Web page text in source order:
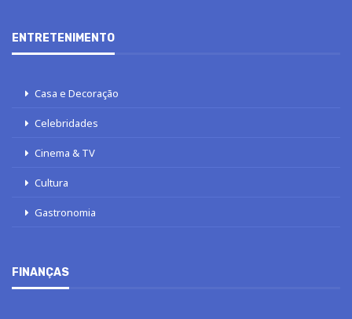
ENTRETENIMENTO
Casa e Decoração
Celebridades
Cinema & TV
Cultura
Gastronomia
FINANÇAS